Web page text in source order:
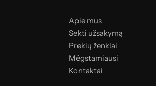
Apie mus
Sekti užsakymą
Prekių ženklai
Mėgstamiausi
Kontaktai